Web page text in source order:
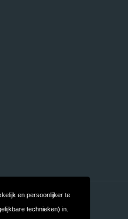
en persoonlijker te
technieken) in.
Over ons